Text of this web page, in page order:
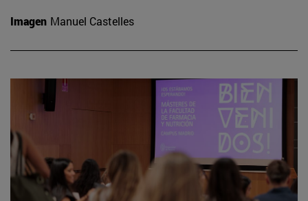
Imagen Manuel Castelles